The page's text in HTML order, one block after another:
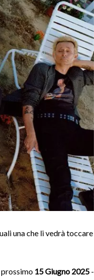
una che li vedrà toccare
15 Giugno 2025 -